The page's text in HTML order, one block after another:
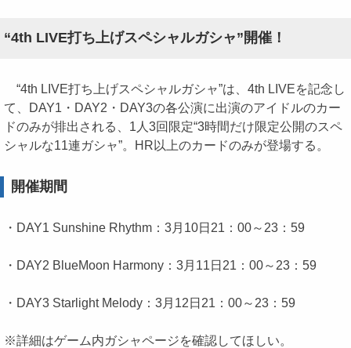
“4th LIVE打ち上げスペシャルガシャ”開催！
“4th LIVE打ち上げスペシャルガシャ”は、4th LIVEを記念し
て、DAY1・DAY2・DAY3の各公演に出演のアイドルのカー
ドのみが排出される、1人3回限定“3時間だけ限定公開のスペ
シャルな11連ガシャ”。HR以上のカードのみが登場する。
開催期間
・DAY1 Sunshine Rhythm：3月10日21：00～23：59
・DAY2 BlueMoon Harmony：3月11日21：00～23：59
・DAY3 Starlight Melody：3月12日21：00～23：59
※詳細はゲーム内ガシャページを確認してほしい。